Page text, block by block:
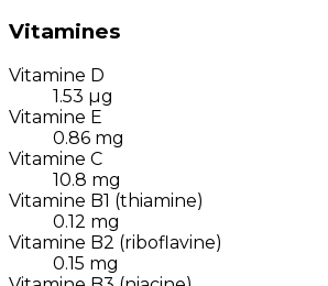
Vitamines
Vitamine D
1.53 µg
Vitamine E
0.86 mg
Vitamine C
10.8 mg
Vitamine B1 (thiamine)
0.12 mg
Vitamine B2 (riboflavine)
0.15 mg